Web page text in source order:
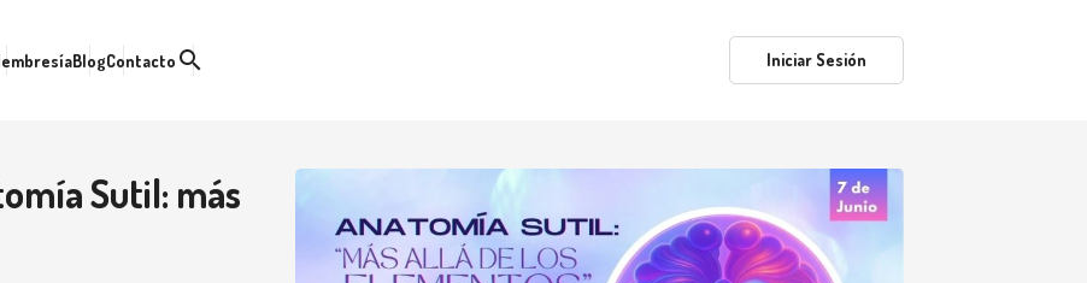
BlogContacto search Iniciar Sesión
Sutil: más